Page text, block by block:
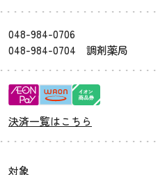
048-984-0706
048-984-0704
調剤薬局
決済一覧はこちら
対象